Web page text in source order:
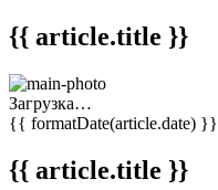
{{ article.title }}
Загрузка…
{{ formatDate(article.date) }}
{{ article.title }}